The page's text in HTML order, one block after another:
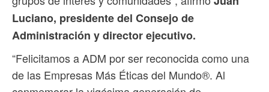
Luciano, presidente del Consejo de
Administración y director ejecutivo.
“Felicitamos a ADM por ser reconocida como una
de las Empresas Más Éticas del Mundo®. Al